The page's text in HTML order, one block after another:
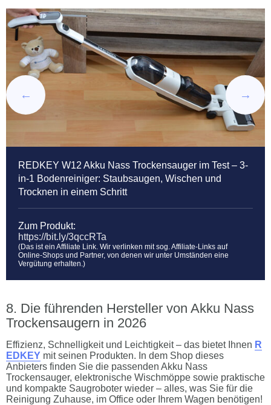
REDKEY W12 Akku Nass Trockensauger im Test – 3-
in-1 Bodenreiniger: Staubsaugen, Wischen und
Trocknen in einem Schritt
Zum Produkt:
https://bit.ly/3qccRTa
(Das ist ein Affiliate Link. Wir verlinken mit sog. Affiliate-Links auf
Online-Shops und Partner, von denen wir unter Umständen eine
Vergütung erhalten.)
Die führenden Hersteller von Akku Nass
Trockensaugern in 2026
Effizienz, Schnelligkeit und Leichtigkeit – das bietet Ihnen R
EDKEY mit seinen Produkten. In dem Shop dieses
Anbieters finden Sie die passenden Akku Nass
Trockensauger, elektronische Wischmöppe sowie praktische
und kompakte Saugroboter wieder – alles, was Sie für die
Reinigung Zuhause, im Office oder Ihrem Wagen benötigen!